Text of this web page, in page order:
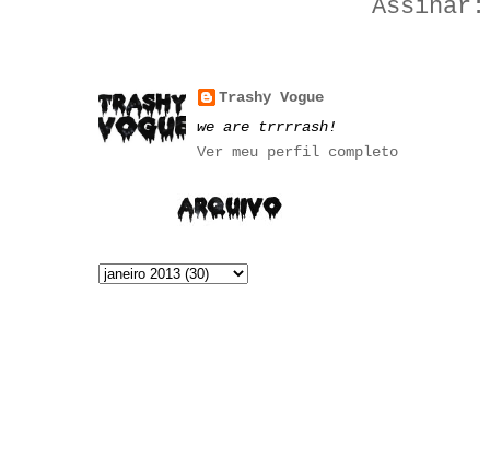
Trashy Vogue
we are trrrrash!
Ver meu perfil completo